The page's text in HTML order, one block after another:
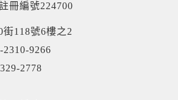
冊編號224700
118號6樓之2
9266
2778